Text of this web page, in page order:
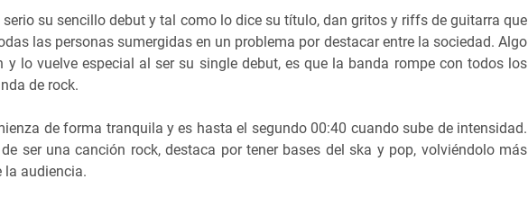
su sencillo debut y tal como lo dice su título, dan gritos y riffs de guitarra que
las personas sumergidas en un problema por destacar entre la sociedad. Algo
y lo vuelve especial al ser su single debut, es que la banda rompe con todos los
de rock.
de forma tranquila y es hasta el segundo 00:40 cuando sube de intensidad.
ser una canción rock, destaca por tener bases del ska y pop, volviéndolo más
la audiencia.